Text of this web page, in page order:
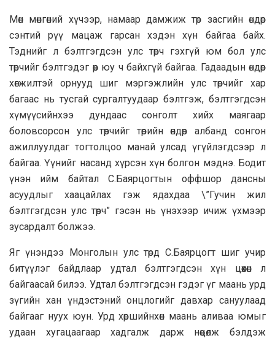
Мөн мөнгөний хүчээр, намаар дамжиж төр засгийн өндөр
сэнтий рүү мацаж гарсан хэдэн хүн байгаа байх.
Тэднийг л бэлтгэгдсэн улс төрч гэхгүй юм бол улс
төрчийг бэлтгэдэг өөр юу ч байхгүй байгаа. Гадаадын өндөр
хөгжилтэй орнууд шиг мэргэжлийн улс төрчийг хар
багаас нь тусгай сургалтуудаар бэлтгэж, бэлтгэгдсэн
хүмүүсийнхээ дундаас сонголт хийх маягаар
боловсорсон улс төрчийг төрийн өндөр албанд сонгон
ажиллуулдаг тогтолцоо манай улсад үгүйлэгдсээр л
байгаа. Үүнийг насанд хүрсэн хүн болгон мэднэ. Бодит
үнэн ийм байтал С.Баярцогтын оффшор дансны
асуудлыг хаацайлах гэж ядахдаа \”Гучин жил
бэлтгэгдсэн улс төрч” гэсэн нь үнэхээр ичиж үхмээр
зусардалт болжээ.
Яг үнэндээ Монголын улс төрд С.Баярцогт шиг учир
битүүлэг байдлаар удтал бэлтгэгдсэн хүн цөөхөн л
байгаасай билээ. Удтал бэлтгэгдсэн гэдэг үг маань урд
зүгийн хан үндэстэний онцлогийг давхар сануулаад
байгааг нуух юун. Урд хөршийнхөн маань аливаа юмыг
удаан хугацаагаар хадгалж дарж нөөцөлж бэлдэж